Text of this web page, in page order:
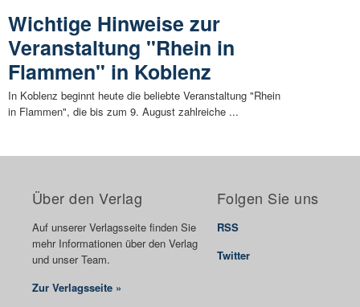
Wichtige Hinweise zur
Veranstaltung "Rhein in
Flammen" in Koblenz
In Koblenz beginnt heute die beliebte Veranstaltung "Rhein
in Flammen", die bis zum 9. August zahlreiche ...
Über den Verlag
Auf unserer Verlagsseite finden Sie
mehr Informationen über den Verlag
und unser Team.
Zur Verlagsseite »
Folgen Sie uns
RSS
Twitter